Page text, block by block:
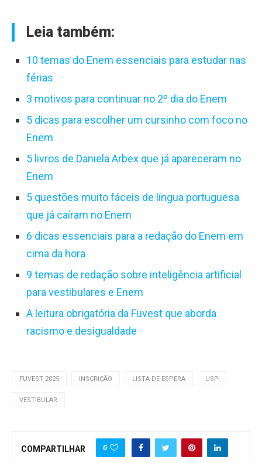
Leia também:
10 temas do Enem essenciais para estudar nas
férias
3 motivos para continuar no 2º dia do Enem
5 dicas para escolher um cursinho com foco no
Enem
5 livros de Daniela Arbex que já apareceram no
Enem
5 questões muito fáceis de língua portuguesa
que já caíram no Enem
6 dicas essenciais para a redação do Enem em
cima da hora
9 temas de redação sobre inteligência artificial
para vestibulares e Enem
A leitura obrigatória da Fuvest que aborda
racismo e desigualdade
FUVEST 2025 INSCRIÇÃO LISTA DE ESPERA USP
VESTIBULAR
COMPARTILHAR 0